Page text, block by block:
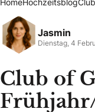
Jasmin
Dienstag, 4
Club of